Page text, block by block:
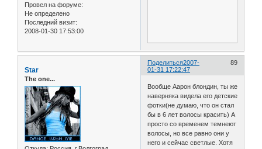
Провел на форуме:
Не определено
Последний визит:
2008-01-30 17:53:00
Поделиться 89
2007-
01-31 17:22:47
Star
The one...
Вообще Аарон блондин, ты же
наверняка видела его детские
фотки(не думаю, что он стал
бы в 6 лет волосы красить) А
просто со временем темнеют
волосы, но все равно они у
него и сейчас светлые. Хотя